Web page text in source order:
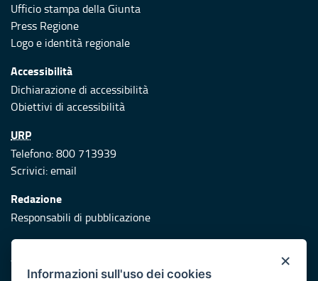
Ufficio stampa della Giunta
Press Regione
Logo e identità regionale
Accessibilità
Dichiarazione di accessibilità
Obiettivi di accessibilità
URP
Telefono: 800 713939
Scrivici:email
Redazione
Responsabili di pubblicazione
Protezione civile
Vai al sito di Protezione Civile Puglia ×
Informazioni sull'uso dei cookies